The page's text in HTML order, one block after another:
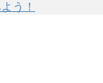
う！